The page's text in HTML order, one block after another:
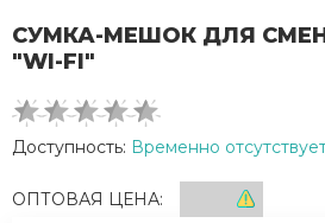
СУМКА-МЕШОК ДЛЯ
"WI-FI"
Доступность: Временно
ОПТОВАЯ ЦЕНА: